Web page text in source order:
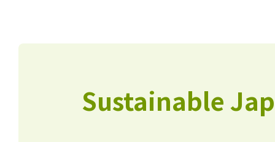
Sustainable